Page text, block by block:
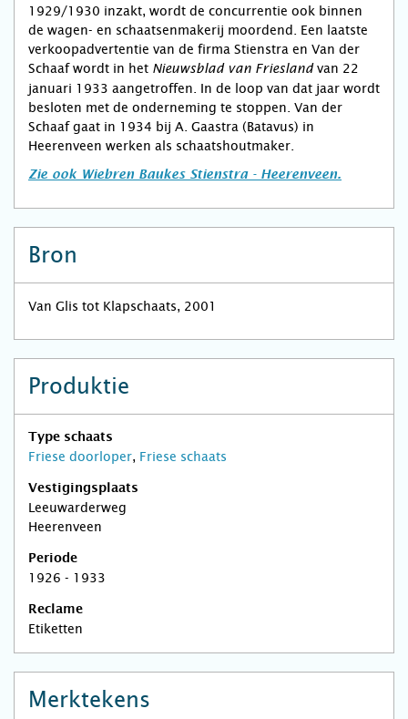
1929/1930 inzakt, wordt de concurrentie ook binnen
de wagen- en schaatsenmakerij moordend. Een laatste
verkoopadvertentie van de firma Stienstra en Van der
Schaaf wordt in het Nieuwsblad van Friesland van 22
januari 1933 aangetroffen. In de loop van dat jaar wordt
besloten met de onderneming te stoppen. Van der
Schaaf gaat in 1934 bij A. Gaastra (Batavus) in
Heerenveen werken als schaatshoutmaker.
Zie ook Wiebren Baukes Stienstra - Heerenveen.
Bron
Van Glis tot Klapschaats, 2001
Produktie
Type schaats
Friese doorloper, Friese schaats
Vestigingsplaats
Leeuwarderweg
Heerenveen
Periode
1926 - 1933
Reclame
Etiketten
Merktekens